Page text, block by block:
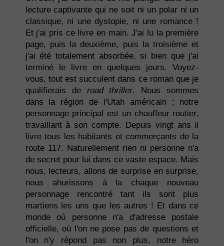
lecture captivante qui ne soit ni un polar ni un
classique, ni une dystopie, ni une romance !
Et j'ai pris ce livre en main. J'ai lu la première
page, puis la deuxième, puis la troisième et
j'ai été totalement absorbée, si bien que j'ai
terminé le livre en quelques jours. Voyez-
vous, tout est succulent dans ce roman que je
qualifierais de road thriller. Nous sommes
dans la région de l'Utah américain ; notre
personnage principal est un chauffeur routier,
travaillant à son compte. Depuis vingt ans il
livre tous les habitants et commerçants de la
route 117. Naturellement rien ni personne n'a
de secret pour lui dans ce vaste espace. Mais
nous, lecteurs, allons de surprise en surprise,
nous ahurissons à la chaque nouveau
personnage rencontré tant ils sont plus
martiens les uns que les autres ! Et dans ce
monde où personne n'a d'adresse postale
officielle, où l'on ne pose pas de questions et
l'on n'y répond pas non plus, notre héro